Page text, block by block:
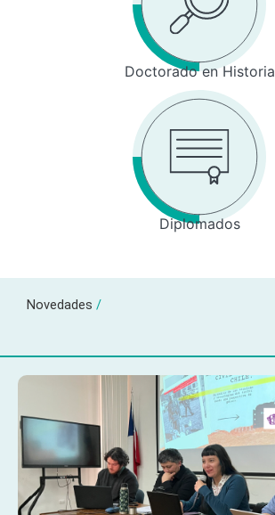
Doctorado en Historia
Diplomados
Novedades /